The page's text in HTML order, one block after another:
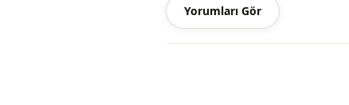
القالب
Yorumları Gör